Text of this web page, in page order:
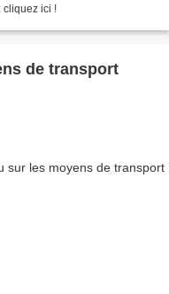
cliquez ici !
de transport